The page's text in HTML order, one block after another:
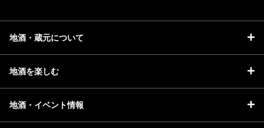
地酒・蔵元について
地酒を楽しむ
地酒・イベント情報